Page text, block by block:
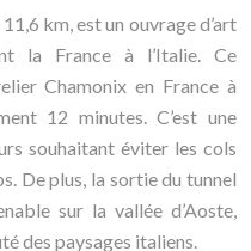
km, est un ouvrage d’art
la France à l’Italie. Ce
Chamonix en France à
12 minutes. C’est une
souhaitant éviter les cols
De plus, la sortie du tunnel
sur la vallée d’Aoste,
des paysages italiens.